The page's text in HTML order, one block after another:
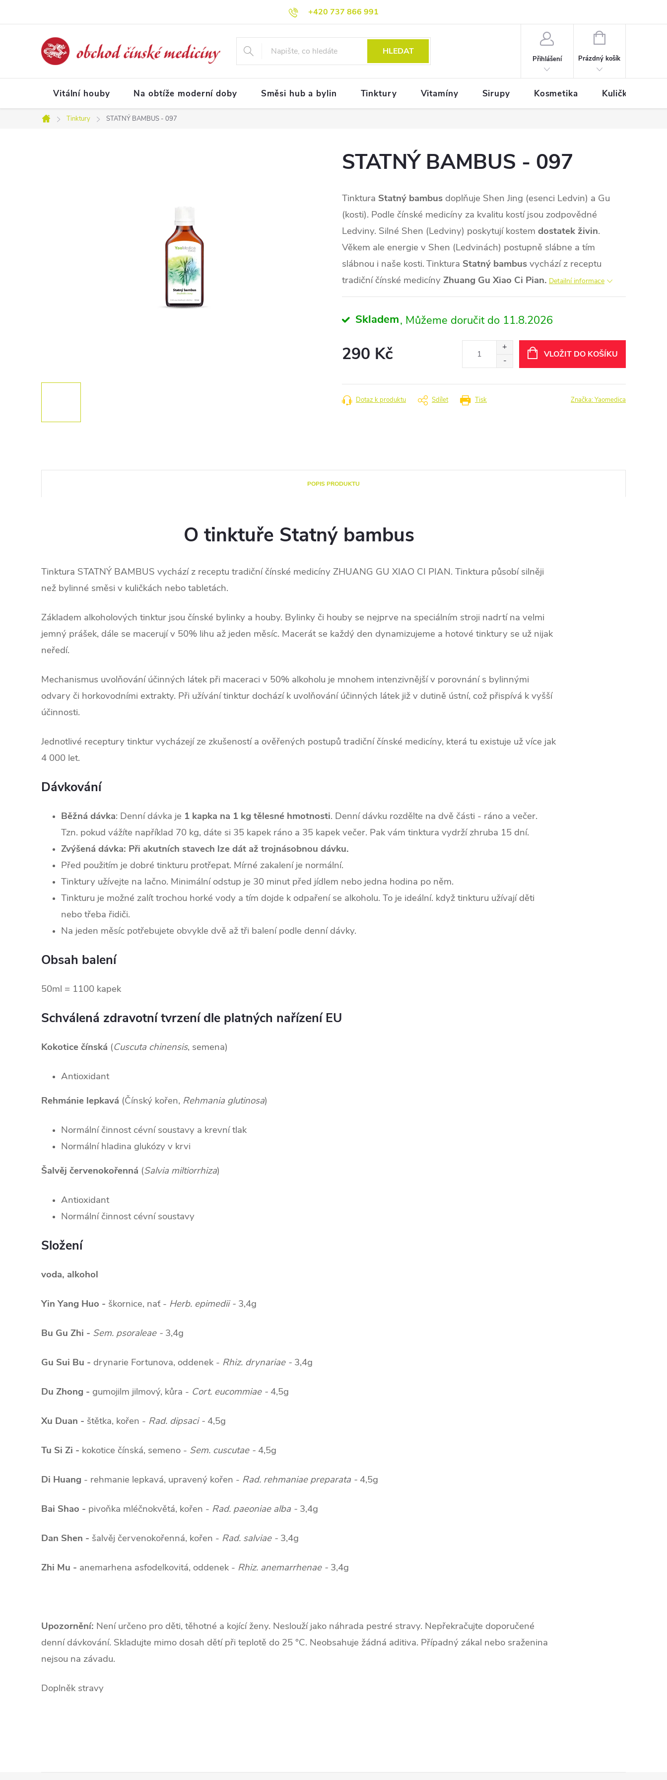
+420 737 866 991
HLEDAT
Přihlášení
NÁKUPNÍ
Prázdný košík
Vitální houby Na obtíže moderní doby Směsi hub a bylin Tinktury Vitamíny Sirupy Kosmetika Kuličky
Domů
Tinktury STATNÝ BAMBUS - 097
STATNÝ BAMBUS - 097
Tinktura Statný bambus doplňuje Shen Jing (esenci Ledvin) a Gu
(kosti). Podle čínské medicíny za kvalitu kostí jsou zodpovědné
Ledviny. Silné Shen (Ledviny) poskytují kostem dostatek živin.
Věkem ale energie v Shen (Ledvinách) postupně slábne a tím
slábnou i naše kosti.Tinktura Statný bambusvychází z receptu
tradiční čínské medicíny Zhuang Gu Xiao Ci Pian. Detailní informace
Skladem 11.8.2026
290 Kč VLOŽIT DO KOŠÍKU
Tisk
Dotaz k produktu Sdílet Značka:Yaomedica
POPIS PRODUKTU
O tinktuře Statný bambus
Tinktura STATNÝ BAMBUS vychází z receptu tradiční čínské medicíny ZHUANG GU XIAO CI PIAN. Tinktura působí silněji
než bylinné směsi v kuličkách nebo tabletách.
Základem alkoholových tinktur jsou čínské bylinky a houby. Bylinky či houby se nejprve na speciálním stroji nadrtí na velmi
jemný prášek, dále se macerují v 50% lihu až jeden měsíc. Macerát se každý den dynamizujeme a hotové tinktury se už nijak
neředí.
Mechanismus uvolňování účinných látek při maceraci v 50% alkoholu je mnohem intenzivnější v porovnání s bylinnými
odvary či horkovodními extrakty. Při užívání tinktur dochází k uvolňování účinných látek již v dutině ústní, což přispívá k vyšší
účinnosti.
Jednotlivé receptury tinktur vycházejí ze zkušeností a ověřených postupů tradiční čínské medicíny, která tu existuje už více jak
4 000 let.
Dávkování
Běžná dávka: Denní dávka je 1 kapka na 1 kg tělesné hmotnosti. Denní dávku rozdělte na dvě části - ráno a večer.
Tzn. pokud vážíte například 70 kg, dáte si 35 kapek ráno a 35 kapek večer. Pak vám tinktura vydrží zhruba 15 dní.
Zvýšená dávka: Při akutních stavech lze dát až trojnásobnou dávku.
Před použitím je dobré tinkturu protřepat. Mírné zakalení je normální.
Tinktury užívejte na lačno. Minimální odstup je 30 minut před jídlem nebo jedna hodina po něm.
Tinkturu je možné zalít trochou horké vody a tím dojde k odpaření se alkoholu. To je ideální. když tinkturu užívají děti
nebo třeba řidiči.
Na jeden měsíc potřebujete obvykle dvě až tři balení podle denní dávky.
Obsah balení
50ml = 1100 kapek
Schválená zdravotní tvrzení dle platných nařízení EU
Kokotice čínská (Cuscuta chinensis, semena)
Antioxidant
Rehmánie lepkavá (Čínský kořen, Rehmania glutinosa)
Normální činnost cévní soustavy a krevní tlak
Normální hladina glukózy v krvi
Šalvěj červenokořenná (Salvia miltiorrhiza)
Antioxidant
Normální činnost cévní soustavy
Složení
voda, alkohol
Yin Yang Huo - škornice, nať - Herb. epimedii - 3,4g
Bu Gu Zhi - Sem. psoraleae - 3,4g
Gu Sui Bu - drynarie Fortunova, oddenek - Rhiz. drynariae - 3,4g
Du Zhong - gumojilm jilmový, kůra - Cort. eucommiae - 4,5g
Xu Duan - štětka, kořen - Rad. dipsaci - 4,5g
Tu Si Zi - kokotice čínská, semeno - Sem. cuscutae - 4,5g
Di Huang - rehmanie lepkavá, upravený kořen - Rad. rehmaniae preparata - 4,5g
Bai Shao - pivoňka mléčnokvětá, kořen - Rad. paeoniae alba - 3,4g
Dan Shen - šalvěj červenokořenná, kořen - Rad. salviae - 3,4g
Zhi Mu - anemarhena asfodelkovitá, oddenek - Rhiz. anemarrhenae - 3,4g
Upozornění: Není určeno pro děti, těhotné a kojící ženy. Neslouží jako náhrada pestré stravy. Nepřekračujte doporučené
denní dávkování. Skladujte mimo dosah dětí při teplotě do 25 °C. Neobsahuje žádná aditiva. Případný zákal nebo sraženina
nejsou na závadu.
Doplněk stravy